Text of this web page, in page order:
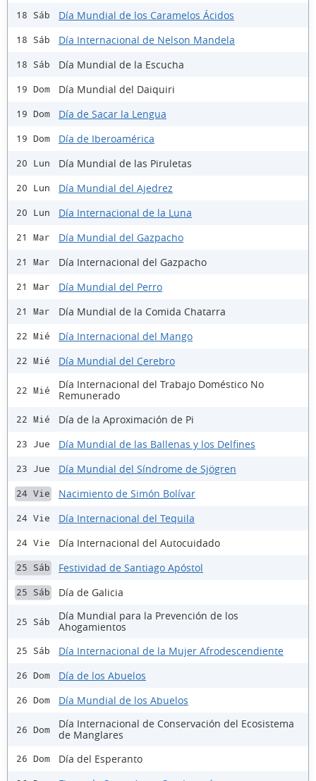
18 Sáb Día Mundial de los Caramelos Ácidos
18 Sáb Día Internacional de Nelson Mandela
18 Sáb Día Mundial de la Escucha
19 Dom Día Mundial del Daiquiri
19 Dom Día de Sacar la Lengua
19 Dom Día de Iberoamérica
20 Lun Día Mundial de las Piruletas
20 Lun Día Mundial del Ajedrez
20 Lun Día Internacional de la Luna
21 Mar Día Mundial del Gazpacho
21 Mar Día Internacional del Gazpacho
21 Mar Día Mundial del Perro
21 Mar Día Mundial de la Comida Chatarra
22 Mié Día Internacional del Mango
22 Mié Día Mundial del Cerebro
22 Mié
Día Internacional del Trabajo Doméstico No
Remunerado
22 Mié Día de la Aproximación de Pi
23 Jue Día Mundial de las Ballenas y los Delfines
23 Jue Día Mundial del Síndrome de Sjögren
24 Vie Nacimiento de Simón Bolívar
24 Vie Día Internacional del Tequila
24 Vie Día Internacional del Autocuidado
25 Sáb Festividad de Santiago Apóstol
25 Sáb Día de Galicia
25 Sáb
Día Mundial para la Prevención de los
Ahogamientos
25 Sáb Día Internacional de la Mujer Afrodescendiente
26 Dom Día de los Abuelos
26 Dom Día Mundial de los Abuelos
26 Dom
Día Internacional de Conservación del Ecosistema
de Manglares
26 Dom Día del Esperanto